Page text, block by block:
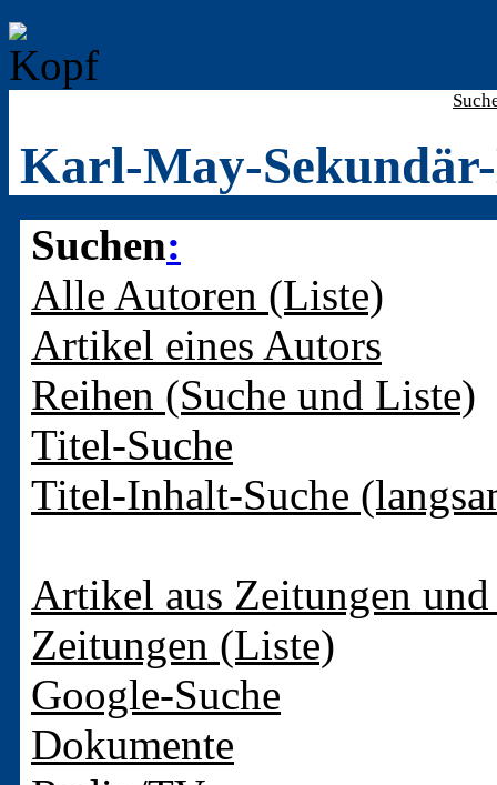
Karl-May-
Suchen:
Alle Autoren (Liste)
Artikel eines Autors
Reihen (Suche und Liste)
Titel-Suche
Titel-Inhalt-Suche
Artikel aus Zeitungen
Zeitungen (Liste)
Google-Suche
Dokumente